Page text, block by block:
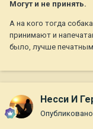
Могут и не принять.
А на кого тогда
принимают и
было, лучше
Несси И
Опубликовано